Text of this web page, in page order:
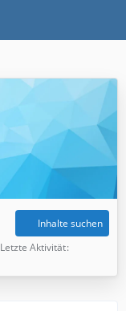
Inhalte suchen
Letzte Aktivität